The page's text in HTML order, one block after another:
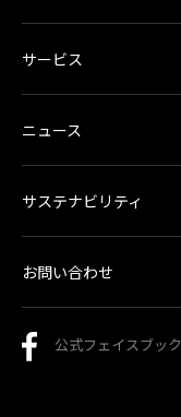
サービス
ニュース
サステナビリティ
お問い合わせ
公式フェイスブック